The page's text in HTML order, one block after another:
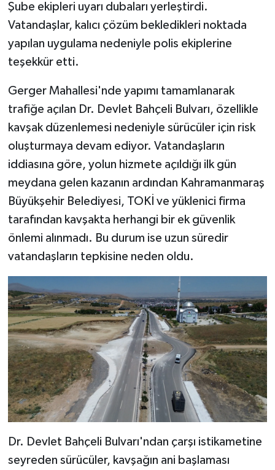
Şube ekipleri uyarı dubaları yerleştirdi.
Vatandaşlar, kalıcı çözüm bekledikleri noktada
yapılan uygulama nedeniyle polis ekiplerine
teşekkür etti.
Gerger Mahallesi'nde yapımı tamamlanarak
trafiğe açılan Dr. Devlet Bahçeli Bulvarı, özellikle
kavşak düzenlemesi nedeniyle sürücüler için risk
oluşturmaya devam ediyor. Vatandaşların
iddiasına göre, yolun hizmete açıldığı ilk gün
meydana gelen kazanın ardından Kahramanmaraş
Büyükşehir Belediyesi, TOKİ ve yüklenici firma
tarafından kavşakta herhangi bir ek güvenlik
önlemi alınmadı. Bu durum ise uzun süredir
vatandaşların tepkisine neden oldu.
Dr. Devlet Bahçeli Bulvarı'ndan çarşı istikametine
seyreden sürücüler, kavşağın ani başlaması